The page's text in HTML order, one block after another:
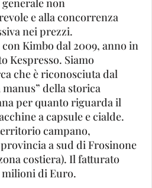
e alla concorrenza
nei prezzi.
Kimbo dal 2009, anno in
Kespresso. Siamo
che è riconosciuta dal
della storica
per quanto riguarda il
a capsule e cialde.
campano,
a sud di Frosinone
costiera). Il fatturato
milioni di Euro.